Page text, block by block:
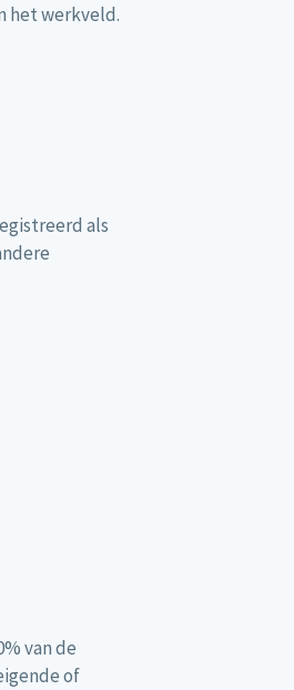
het werkveld.
als
van de
of